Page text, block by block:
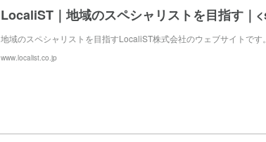
地域のスペシャリストを目指すLocaliST株式会社のウェブサイトです。
www.localist.co.jp